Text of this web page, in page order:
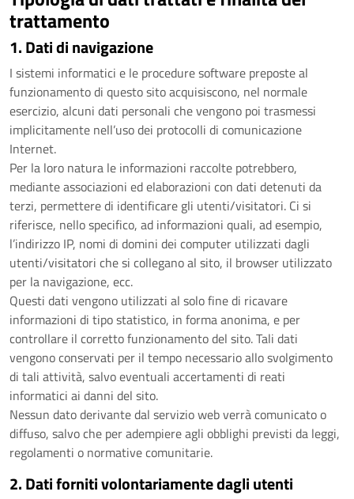
trattamento
1. Dati di navigazione
I sistemi informatici e le procedure software preposte al
funzionamento di questo sito acquisiscono, nel normale
esercizio, alcuni dati personali che vengono poi trasmessi
implicitamente nell’uso dei protocolli di comunicazione
Internet.
Per la loro natura le informazioni raccolte potrebbero,
mediante associazioni ed elaborazioni con dati detenuti da
terzi, permettere di identificare gli utenti/visitatori. Ci si
riferisce, nello specifico, ad informazioni quali, ad esempio,
l’indirizzo IP, nomi di domini dei computer utilizzati dagli
utenti/visitatori che si collegano al sito, il browser utilizzato
per la navigazione, ecc.
Questi dati vengono utilizzati al solo fine di ricavare
informazioni di tipo statistico, in forma anonima, e per
controllare il corretto funzionamento del sito. Tali dati
vengono conservati per il tempo necessario allo svolgimento
di tali attività, salvo eventuali accertamenti di reati
informatici ai danni del sito.
Nessun dato derivante dal servizio web verrà comunicato o
diffuso, salvo che per adempiere agli obblighi previsti da leggi,
regolamenti o normative comunitarie.
2. Dati forniti volontariamente dagli utenti